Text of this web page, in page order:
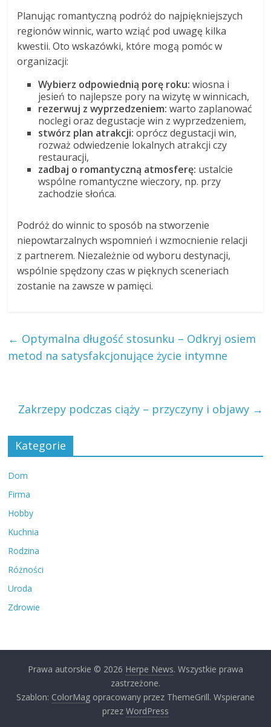
Planując romantyczną podróż do najpiękniejszych
regionów winnic, warto wziąć pod uwagę kilka
kwestii. Oto wskazówki, które mogą pomóc w
organizacji:
Wybierz odpowiednią porę roku: wiosna i
jesień to najlepsze pory na wizytę w winnicach,
rezerwuj z wyprzedzeniem: warto zaplanować
noclegi oraz degustacje win z wyprzedzeniem,
stwórz plan atrakcji: oprócz degustacji win,
rozważ odwiedzenie lokalnych atrakcji czy
restauracji,
zadbaj o romantyczną atmosferę: ustalcie
wspólne romantyczne wieczory, np. przy
zachodzie słońca.
Podróż do winnic to sposób na stworzenie
niepowtarzalnych wspomnień i wzmocnienie relacji
z partnerem. Niezależnie od wyboru destynacji,
wspólnie spędzony czas w pięknych sceneriach
zostanie na zawsze w pamięci.
← Optymalna długość stosunku – Odkryj osiem
metod na satysfakcjonujące życie intymne
Zakrzepy podczas ciąży – przyczyny i objawy →
Kategorie
Dom
Firma
Hobby
Kuchnia
Rodzina
Różności
Uroda
Zdrowie
Prawa autorskie © 2026 Herpe News. Wszystkie prawa
zastrzeżone.
Szablon: ColorMagopracowany przez ThemeGrill. Wspierane
przez WordPress